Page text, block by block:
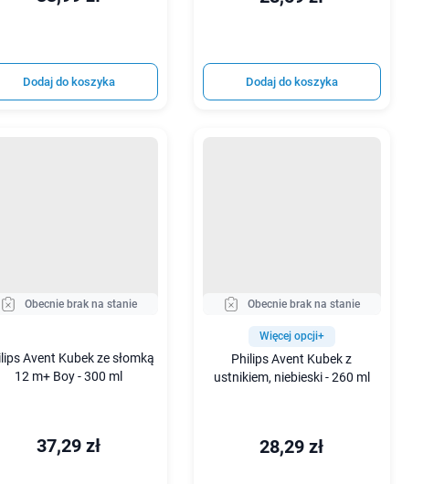
Dodaj do koszyka Dodaj do koszyka
Obecnie brak na stanie
Avent Kubek ze słomką
12 m+ Boy - 300 ml
37,29 zł
Obecnie brak na stanie
Więcej opcji+
Philips Avent Kubek z
ustnikiem, niebieski - 260 ml
28,29 zł